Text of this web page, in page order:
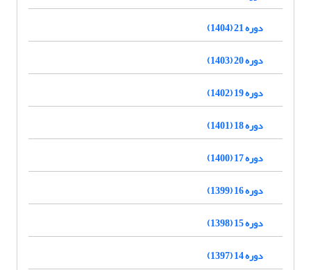
دوره 21 (1404)
دوره 20 (1403)
دوره 19 (1402)
دوره 18 (1401)
دوره 17 (1400)
دوره 16 (1399)
دوره 15 (1398)
دوره 14 (1397)